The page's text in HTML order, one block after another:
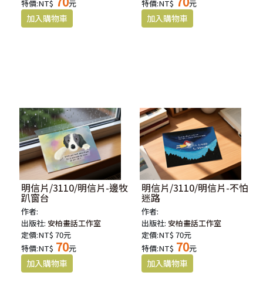
特價:NT$
元
特價:NT$
元
明信片/3110/明信片-邊牧
趴窗台
作者:
出版社:安柏畫話工作室
定價:NT$ 70元
特價:NT$ 70元
明信片/3110/明信片-不怕
迷路
作者:
出版社:安柏畫話工作室
定價:NT$ 70元
特價:NT$ 70元